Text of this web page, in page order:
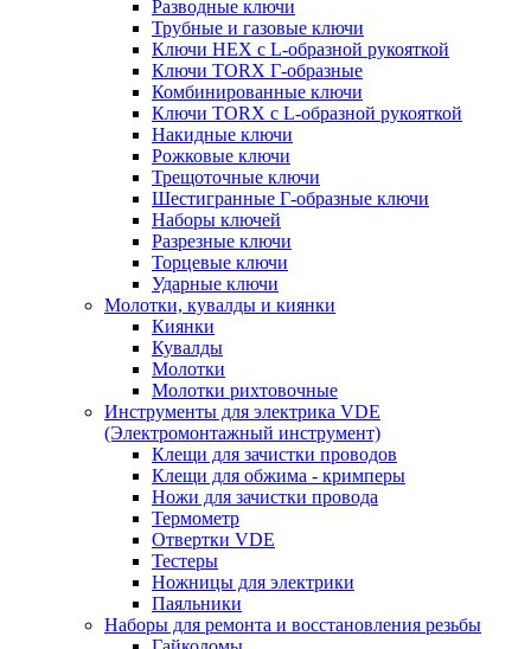
Разводные ключи
Трубные и газовые ключи
Ключи HEX с L-образной рукояткой
Ключи TORX Г-образные
Комбинированные ключи
Ключи TORX с L-образной рукояткой
Накидные ключи
Рожковые ключи
Трещоточные ключи
Шестигранные Г-образные ключи
Наборы ключей
Разрезные ключи
Торцевые ключи
Ударные ключи
Молотки, кувалды и киянки
Киянки
Кувалды
Молотки
Молотки рихтовочные
Инструменты для электрика VDE
(Электромонтажный инструмент)
Клещи для зачистки проводов
Клещи для обжима - кримперы
Ножи для зачистки провода
Термометр
Отвертки VDE
Тестеры
Ножницы для электрики
Паяльники
Наборы для ремонта и восстановления резьбы